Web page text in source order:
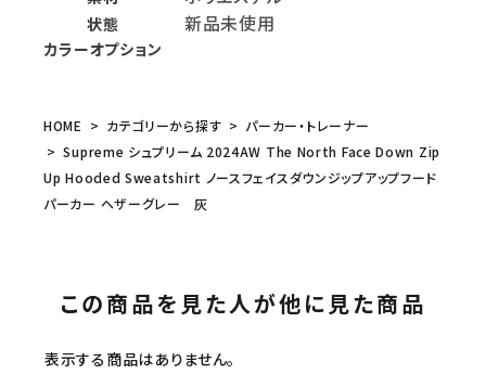
状態 新品未使用
カラーオプション
HOME カテゴリーから探す
パーカー・トレーナー
Supreme シュプリーム 2024AW The North Face Down Zip
Up Hooded Sweatshirt ノースフェイスダウンジップアップフード
パーカー ヘザーグレー 灰
この商品を見た人が他に見た商品
表示する商品はありません。